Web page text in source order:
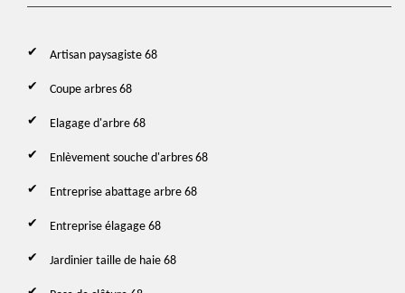
Artisan paysagiste 68
Coupe arbres 68
Elagage d'arbre 68
Enlèvement souche d'arbres 68
Entreprise abattage arbre 68
Entreprise élagage 68
Jardinier taille de haie 68